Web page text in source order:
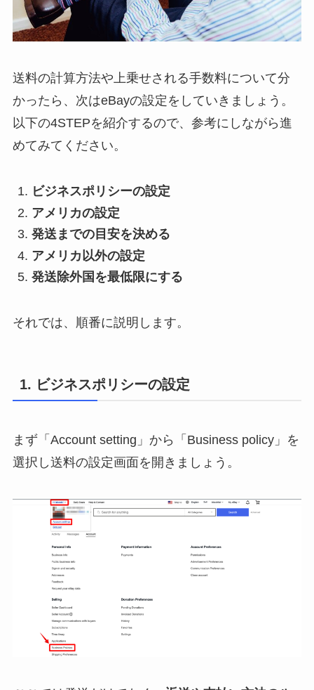
送料の計算方法や上乗せされる手数料について分
かったら、次はeBayの設定をしていきましょう。
以下の4STEPを紹介するので、参考にしながら進
めてみてください。
ビジネスポリシーの設定
アメリカの設定
発送までの目安を決める
アメリカ以外の設定
発送除外国を最低限にする
それでは、順番に説明します。
1. ビジネスポリシーの設定
まず「Account setting」から「Business policy」を
選択し送料の設定画面を開きましょう。